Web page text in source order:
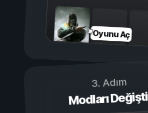
Oyunu Aç
3. Adım
Modları